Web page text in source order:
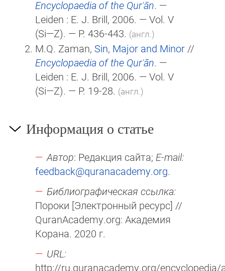
Encyclopaedia of the Qurʾān. —
Leiden : E. J. Brill, 2006. — Vol. V
(Si—Z). — P. 436-443. (англ.)
M.Q. Zaman, Sin, Major and Minor //
Encyclopaedia of the Qurʾān. —
Leiden : E. J. Brill, 2006. — Vol. V
(Si—Z). — P. 19-28. (англ.)
Информация о статье
Автор: Редакция сайта; E-mail:
feedback@quranacademy.org.
Библиографическая ссылка:
Пороки [Электронный ресурс] //
QuranAcademy.org: Академия
Корана. 2020 г.
URL:
http://ru.quranacademy.org/encyclopedia/